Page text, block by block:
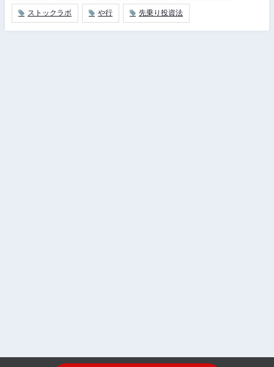
ストックラボ や行 先乗り投資法